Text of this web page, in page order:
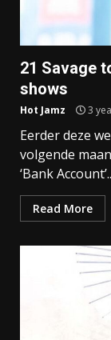
21 Savage
shows
Hot Jamz 3
Eerder deze
volgende
‘Bank
Read More